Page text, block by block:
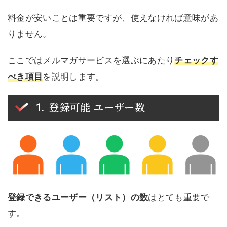
料金が安いことは重要ですが、使えなければ意味があ
りません。
ここではメルマガサービスを選ぶにあたりチェックす
べき項目を説明します。
登録可能 ユーザー数
登録できるユーザー（リスト）の数はとても重要で
す。